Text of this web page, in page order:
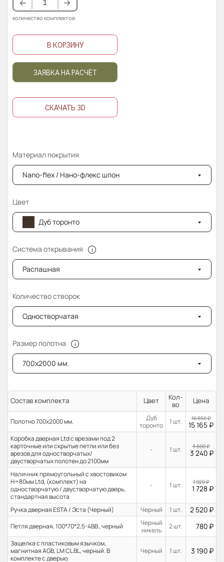
количество комплектов
В КОРЗИНУ
ЗАЯВКА НА РАСЧЁТ
СКАЧАТЬ 3D
Материал покрытия
Nano-flex / Нано-флекс шпон
Цвет
Дуб торонто
Система открывания
Распашная
Количество створок
Одностворчатая
Размер полотна
700x2000 мм.
Состав комплекта Цвет
Кол-
во
Цена
Полотно 700x2000 мм.
Дуб
торонто
1 шт. 16 850₽
15 165 ₽
Коробка дверная Ltd с врезами под 2
карточные или скрытые петли или без
врезов для одностворчатых/
двустворчатых полотен до 2100мм
- 1 шт. 3 600₽
3 240 ₽
Наличник прямоугольный с хвостовиком
H=80мм Ltd, (комплект) на
одностворчатую / двустворчатую дверь,
стандартная высота
- 1 шт. 1 920₽
1 728 ₽
Ручка дверная ESTA / Эста (Черный) Черный 1 шт. 2 520 ₽
Петля дверная, 100*70*2,5-4ВВ , черный
Черный
никель
2 шт. 780 ₽
Защелка с пластиковым язычком,
магнитная AGB, LM CL BL, черный. В
комплекте с дверью.
Черный 1 шт. 3 190 ₽